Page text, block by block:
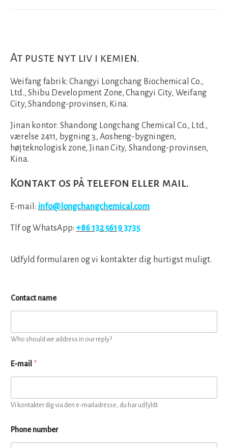
At puste nyt liv i kemien.
Weifang fabrik: Changyi Longchang Biochemical Co.,
Ltd., Shibu Development Zone, Changyi City, Weifang
City, Shandong-provinsen, Kina.
Jinan kontor: Shandong Longchang Chemical Co., Ltd.,
værelse 2411, bygning 3, Aosheng-bygningen,
højteknologisk zone, Jinan City, Shandong-provinsen,
Kina.
Kontakt os på telefon eller mail.
E-mail: info@longchangchemical.com
Tlf og WhatsApp:+86 132 5619 3735
Udfyld formularen og vi kontakter dig hurtigst muligt.
Contact name
Who should we address in our reply?
E-mail *
Vi kontakter dig via den e-mailadresse, du har udfyldt.
Phone number